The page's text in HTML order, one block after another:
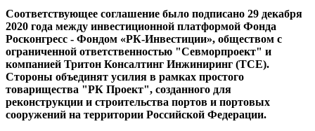
Соответствующее соглашение было подписано 29 декабря
2020 года между инвестиционной платформой Фонда
Росконгресс - Фондом «РК-Инвестиции», обществом с
ограниченной ответственностью "Севморпроект" и
компанией Тритон Консалтинг Инжиниринг (ТСЕ).
Стороны объединят усилия в рамках простого
товарищества "РК Проект", созданного для
реконструкции и строительства портов и портовых
сооружений на территории Российской Федерации.